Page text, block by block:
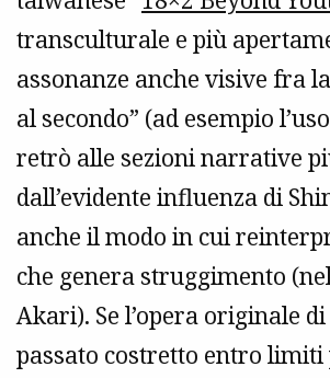
transculturale e più
assonanze anche visive fra
al secondo” (ad esempio
retrò alle sezioni narrative
dall’evidente influenza di
anche il modo in cui
che genera struggimento
Akari). Se l’opera originale
passato costretto entro limiti